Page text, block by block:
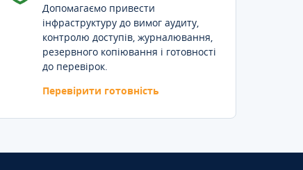
Допомагаємо привести
інфраструктуру до вимог аудиту,
контролю доступів, журналювання,
резервного копіювання і готовності
до перевірок.
Перевірити готовність